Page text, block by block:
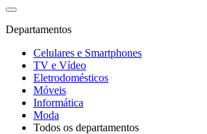
Departamentos
Celulares e Smartphones
TV e Vídeo
Eletrodomésticos
Móveis
Informática
Moda
Todos os departamentos